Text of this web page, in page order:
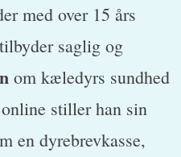
med over 15 års
saglig og
om kæledyrs sundhed
stiller han sin
en dyrebrevkasse,